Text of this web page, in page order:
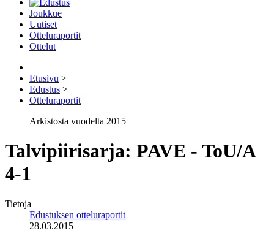
Joukkue
Uutiset
Otteluraportit
Ottelut
Etusivu >
Edustus >
Otteluraportit
Arkistosta vuodelta 2015
Talvipiirisarja: PAVE - ToU/A
4-1
Tietoja
Edustuksen otteluraportit
28.03.2015